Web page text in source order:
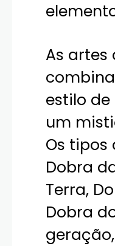
As artes
estilo
um
Os tipos
Dobra
Terra,
Dobra